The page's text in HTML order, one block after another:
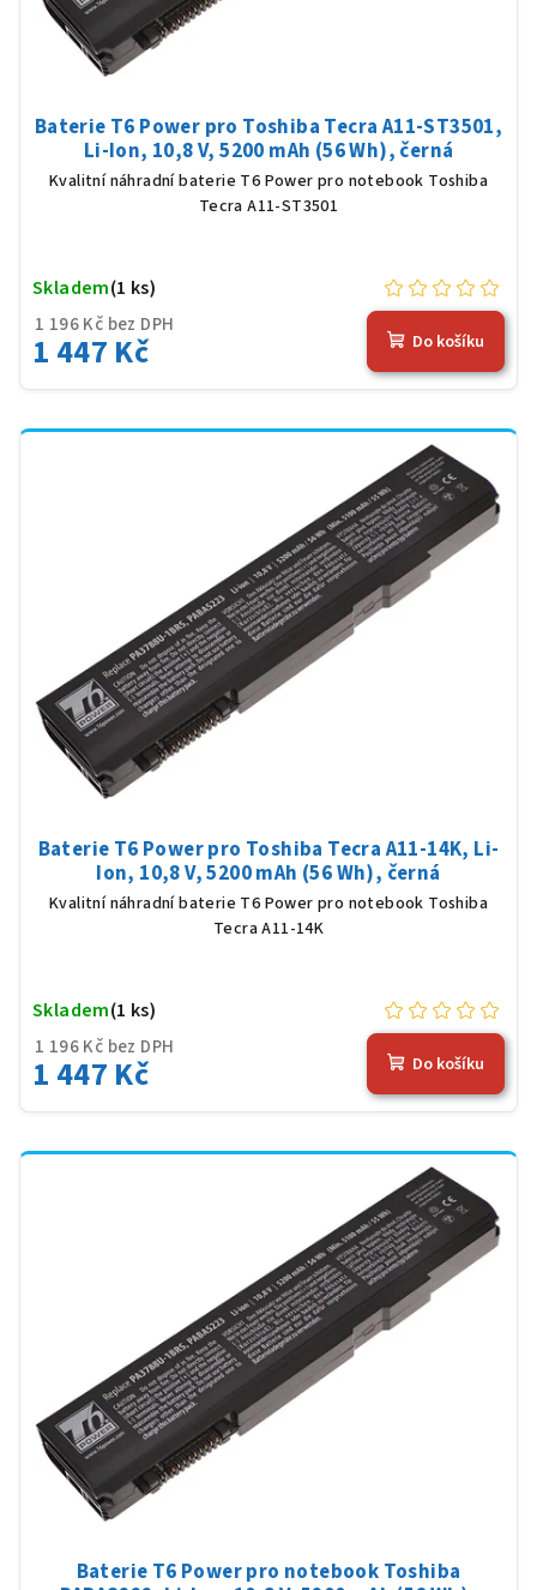
Baterie T6 Power pro Toshiba Tecra A11-ST3501,
Li-Ion, 10,8 V, 5200 mAh (56 Wh), černá
Kvalitní náhradní baterie T6 Power pro notebook Toshiba
Tecra A11-ST3501
1 196 Kč bez DPH
1 447 Kč
Skladem(1 ks)
Do košíku
Baterie T6 Power pro Toshiba Tecra A11-14K, Li-
Ion, 10,8 V, 5200 mAh (56 Wh), černá
Kvalitní náhradní baterie T6 Power pro notebook Toshiba
Tecra A11-14K
1 196 Kč bez DPH
1 447 Kč
Skladem(1 ks)
Do košíku
Baterie T6 Power pro notebook Toshiba